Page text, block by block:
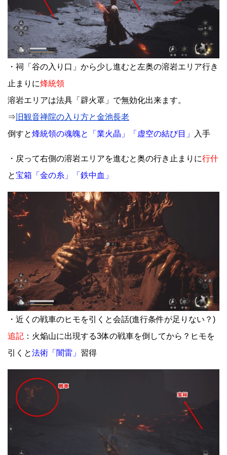
・祠「谷の入り口」から少し進むと左奥の溶岩エリア行き
止まりに烽統領
溶岩エリアは法具「辟火罩」で無効化出来ます。
⇒ 旧観音禅院の入り方と金池長老
倒すと烽統領の魂魄と「業火晶」「虚空の結び目」 入手
・戻って右側の溶岩エリアを進むと奥の行き止まりに行什
と宝箱「金の糸」「鉄中血」
・近くの戦車のヒモを引くと会話(進行条件が足りない？)
追記 ：火焔山に出現する3体の戦車を倒してから？ヒモを
引くと法術「闇雷」 習得